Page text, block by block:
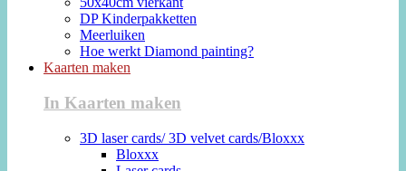
DP Kinderpakketten
Meerluiken
Hoe werkt Diamond painting?
Kaarten maken
In Kaarten maken
3D laser cards/ 3D velvet cards/Bloxxx
Bloxxx